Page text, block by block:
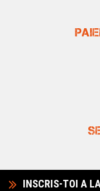
INSCRIS-TOI A